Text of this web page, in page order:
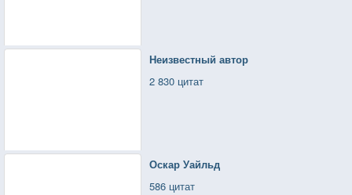
Неизвестный автор
2 830 цитат
Оскар Уайльд
586 цитат